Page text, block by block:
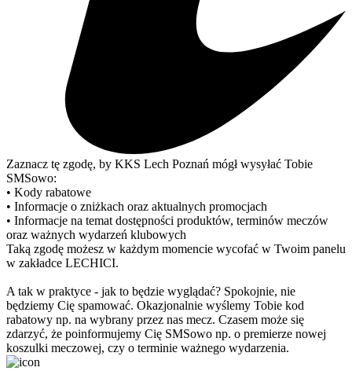
Zaznacz tę zgodę, by KKS Lech Poznań mógł wysyłać Tobie
SMSowo:
• Kody rabatowe
• Informacje o zniżkach oraz aktualnych promocjach
• Informacje na temat dostępności produktów, terminów meczów
oraz ważnych wydarzeń klubowych
Taką zgodę możesz w każdym momencie wycofać w Twoim panelu
w zakładce LECHICI.
A tak w praktyce - jak to będzie wyglądać? Spokojnie, nie
będziemy Cię spamować. Okazjonalnie wyślemy Tobie kod
rabatowy np. na wybrany przez nas mecz. Czasem może się
zdarzyć, że poinformujemy Cię SMSowo np. o premierze nowej
koszulki meczowej, czy o terminie ważnego wydarzenia.